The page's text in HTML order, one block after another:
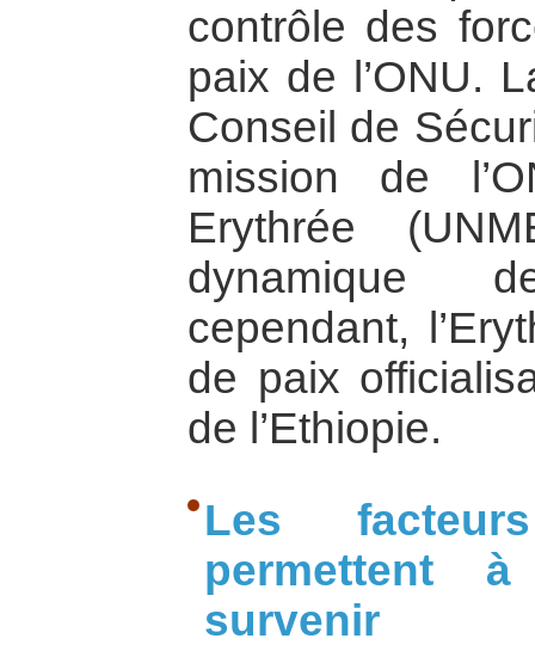
contrôle des
paix de l’ONU.
Conseil de
mission de
Erythrée
dynamique
cependant,
de paix
de l’Ethiopie.
Les
permettent
survenir